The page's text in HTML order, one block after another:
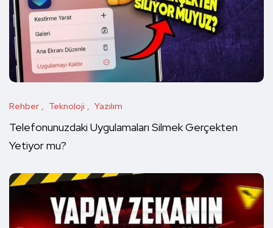
Rehber Teknoloji Yazılım
Telefonunuzdaki Uygulamaları Silmek Gerçekten
Yetiyor mu?